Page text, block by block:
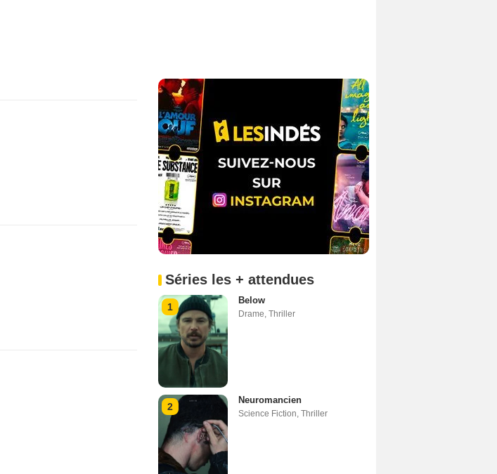
Séries les + attendues
1
Below
Drame Thriller
2
Neuromancien
Science Fiction Thriller